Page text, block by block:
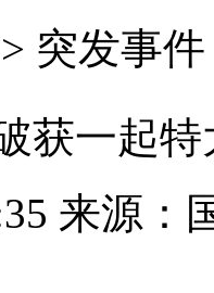
> 突发事件
获一起
来源：